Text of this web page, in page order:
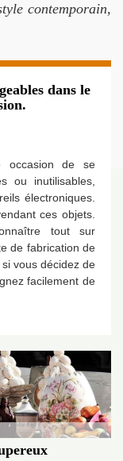
contemporain,
dans le
occasion de se
ou inutilisables,
électroniques.
ces objets.
tout sur
de fabrication de
vous décidez de
facilement de